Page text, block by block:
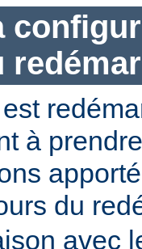
à
du
avec